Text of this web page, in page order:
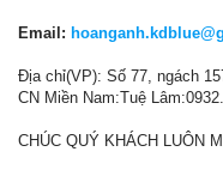
Email:
Địa chỉ(VP): Số 77, ngách
CN Miền Nam:Tuệ
CHÚC QUÝ KHÁCH LUÔN